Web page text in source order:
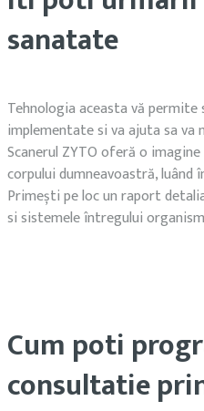
sanatate
Tehnologia aceasta vă
implementate si va ajuta sa va
Scanerul ZYTO oferă o
corpului dumneavoastră, luând
Primești pe loc un raport
si sistemele întregului
Cum poti
consultatie